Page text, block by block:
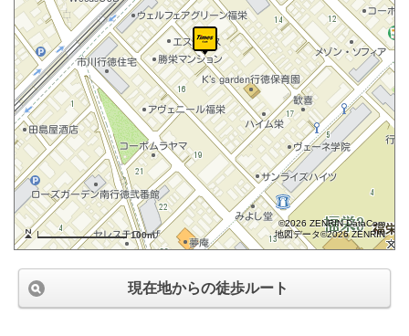
100m
©2026 ZENRIN DataCom
地図データ©2026 ZENRIN
現在地からの徒歩ルート